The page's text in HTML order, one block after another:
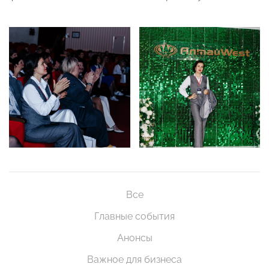
Все
Главные события
Анонсы
Важное для бизнеса